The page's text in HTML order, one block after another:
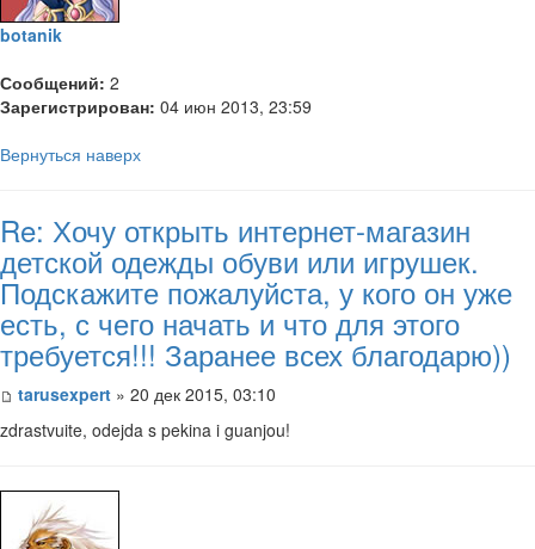
botanik
Сообщений: 2
Зарегистрирован: 04 июн 2013, 23:59
Вернуться наверх
Re: Хочу открыть интернет-магазин
детской одежды обуви или игрушек.
Подскажите пожалуйста, у кого он уже
есть, с чего начать и что для этого
требуется!!! Заранее всех благодарю))
tarusexpert » 20 дек 2015, 03:10
zdrastvuite, odejda s pekina i guanjou!